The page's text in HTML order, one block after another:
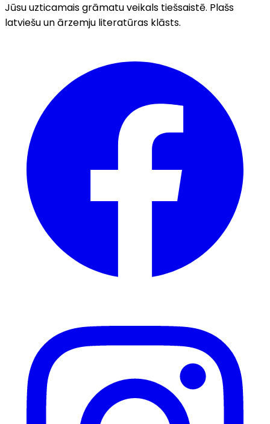
Jūsu uzticamais grāmatu veikals tiešsaistē. Plašs
latviešu un ārzemju literatūras klāsts.